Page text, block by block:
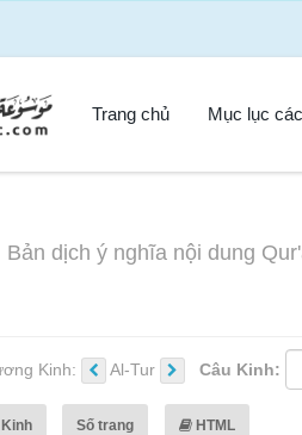
Trang chủ Mục lục
Bản dịch ý nghĩa nội dung
Kinh: Al-Tur Câu Kinh:
Số trang HTML